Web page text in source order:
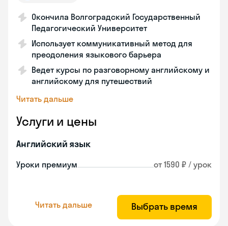
Окончила Волгоградский Государственный
Педагогический Университет
Использует коммуникативный метод для
преодоления языкового барьера
Ведет курсы по разговорному английскому и
английскому для путешествий
Читать дальше
Услуги и цены
Английский язык
Уроки премиум от 1590 ₽ / урок
Читать дальше Выбрать время